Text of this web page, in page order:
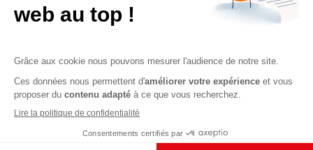
empêchent les collaborateurs d'entrer en contact
avec ces pièces et de se blesser.
La cartérisation des machines est une obligation
légale dans de nombreux pays. Il existe différentes
normes et réglementations qui définissent les
exigences en matière de cartérisation des
machines. Il est important de s'informer de ces